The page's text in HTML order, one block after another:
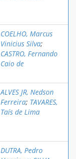
COELHO, Marcus
Vinicius Silva;
CASTRO, Fernando
Caio de
ALVES JR, Nedson
Ferreira; TAVARES,
Taís de Lima
DUTRA, Pedro